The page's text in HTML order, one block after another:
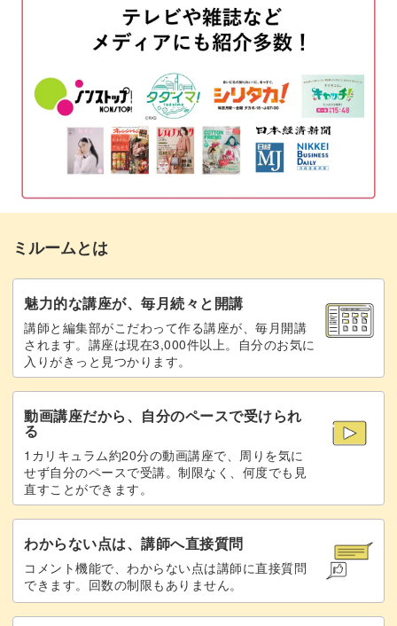
鼻をつける
耳をつける 22:35
リンゴをつける
輪郭をきれいにする
目をいれる 39:21
口の影を入れる
手を付ける
リンゴのヘタをつける 71:34
バランスを見て微調整する 73:47
ほっぺをつける 74:40
手のラインを入れる
ボンドで目をつける
裏を切り落とす
パンダの周りを切り落とす 87:10
微調整する 88:11
ミルームとは
魅力的な講座が、毎月続々と開講
講師と編集部がこだわって作る講座が、毎月開講
されます。講座は現在3,000件以上。自分のお気に
入りがきっと見つかります。
動画講座だから、自分のペースで受けられ
る
1カリキュラム約20分の動画講座で、周りを気に
せず自分のペースで受講。制限なく、何度でも見
直すことができます。
わからない点は、講師へ直接質問
コメント機能で、わからない点は講師に直接質問
できます。回数の制限もありません。